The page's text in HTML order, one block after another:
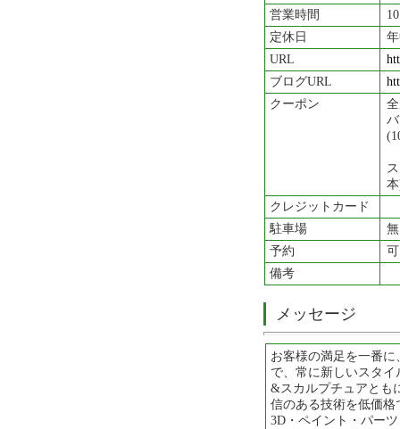
営業時間
定休日
URL
ブログURL
クーポン
クレジットカード
駐車場
無
予約
可
備考
メッセージ
お客様の満足を一番
で、常に新しいスタ
&スカルプチュアとも
信のある技術を低価
3D・ペイント・パー